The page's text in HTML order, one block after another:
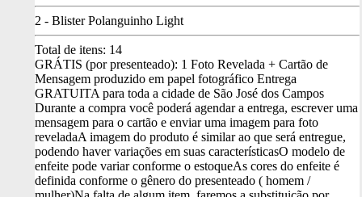
2 - Blister Polanguinho Light
Total de itens: 14
GRÁTIS (por presenteado): 1 Foto Revelada + Cartão de
Mensagem produzido em papel fotográfico Entrega
GRATUITA para toda a cidade de São José dos Campos
Durante a compra você poderá agendar a entrega, escrever uma
mensagem para o cartão e enviar uma imagem para foto
reveladaA imagem do produto é similar ao que será entregue,
podendo haver variações em suas característicasO modelo de
enfeite pode variar conforme o estoqueAs cores do enfeite é
definida conforme o gênero do presenteado ( homem /